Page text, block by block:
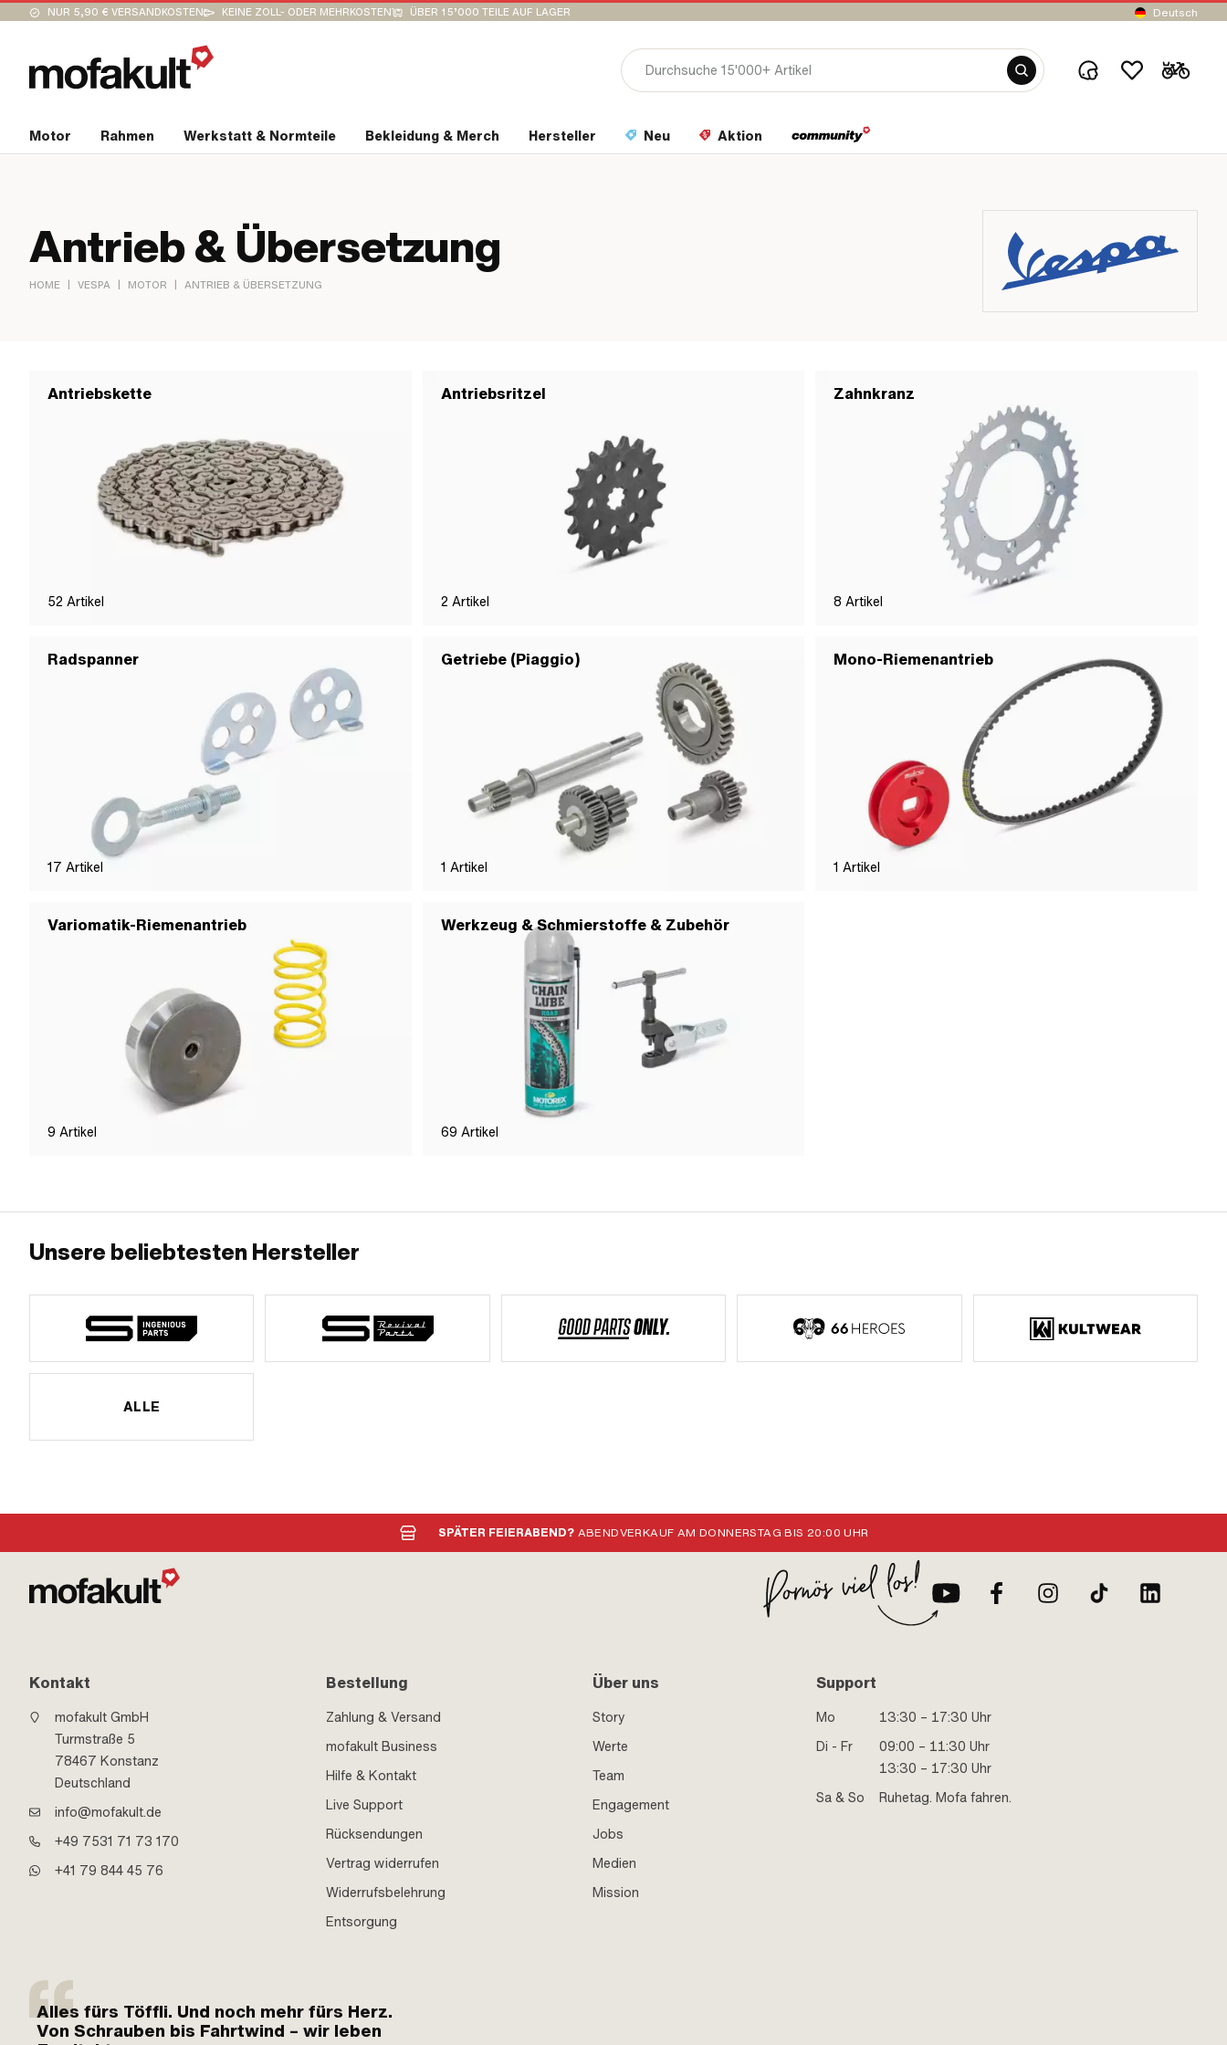
NUR 5,90 € VERSANDKOSTEN KEINE ZOLL- ODER MEHRKOSTEN ÜBER 15’000 TEILE AUF LAGER Deutsch
Motor Rahmen Werkstatt & Normteile Bekleidung & Merch Hersteller Neu Aktion
Antrieb & Übersetzung
HOME | VESPA | MOTOR | ANTRIEB & ÜBERSETZUNG
Antriebskette
52 Artikel
Antriebsritzel
2 Artikel
Zahnkranz
8 Artikel
Radspanner
17 Artikel
Getriebe (Piaggio)
1 Artikel
Mono-Riemenantrieb
1 Artikel
Variomatik-Riemenantrieb
9 Artikel
Werkzeug & Schmierstoffe & Zubehör
69 Artikel
Unsere beliebtesten Hersteller
ALLE
SPÄTER FEIERABEND? ABENDVERKAUF AM DONNERSTAG BIS 20:00 UHR
Kontakt
mofakult GmbH
Turmstraße 5
78467 Konstanz
Deutschland
info@mofakult.de
+49 7531 71 73 170
+41 79 844 45 76
Bestellung
Zahlung & Versand
mofakult Business
Hilfe & Kontakt
Live Support
Rücksendungen
Vertrag widerrufen
Widerrufsbelehrung
Entsorgung
Über uns
Story
Werte
Team
Engagement
Jobs
Medien
Mission
Support
Mo
13:30 – 17:30 Uhr
Di - Fr
09:00 – 11:30 Uhr
13:30 – 17:30 Uhr
Sa & So
Ruhetag. Mofa fahren.
Alles fürs Töffli. Und noch mehr fürs Herz.
Von Schrauben bis Fahrtwind – wir leben